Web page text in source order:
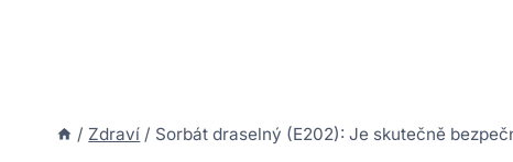
/ Zdraví / Sorbát draselný (E202): Je skutečně